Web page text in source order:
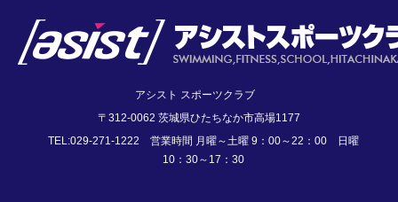
アシスト スポーツクラブ
〒312-0062 茨城県ひたちなか市高場1177
TEL:029-271-1222 営業時間 月曜～土曜 9：00～22：00 日曜
10：30～17：30